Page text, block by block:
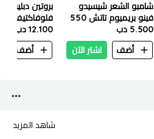
شامبو الشعر شيسيدو
فينو بريميوم تاتش 550
مل
5.500 دب
أضف
اشتر الآن
بروتين دبليو
فلوفاكتيف
120مل
12.100 دب
أضف
شاهد المزيد